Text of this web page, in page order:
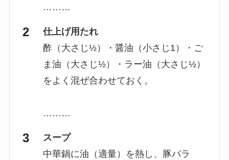
………
仕上げ用たれ
酢（大さじ½）・醤油（小さじ1）・ご
ま油（大さじ½）・ラー油（大さじ½）
をよく混ぜ合わせておく。
………
スープ
中華鍋に油（適量）を熱し、豚バラ